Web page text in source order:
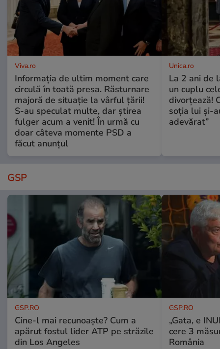
Viva.ro
Informația de ultim moment care
circulă în toată presa. Răsturnare
majoră de situație la vârful țării!
S-au speculat multe, dar știrea
fulger acum a venit! În urmă cu
doar câteva momente PSD a
făcut anunțul
Unica.ro
La 2 ani de
un cuplu
divorțează!
soția lui și-
adevărat”
GSP
GSP.RO
Cine-l mai recunoaște? Cum a
apărut fostul lider ATP pe străzile
din Los Angeles
GSP.RO
„Gata, e
cere 3
România